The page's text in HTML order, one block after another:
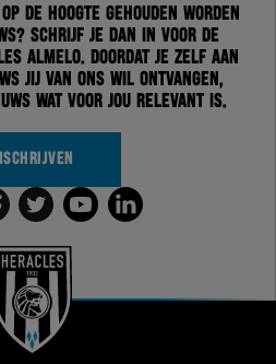
de hoogte gehouden worden
Schrijf je dan in voor de
Almelo. Doordat je zelf aan
jij van ons wil ontvangen,
wat voor jou relevant is.